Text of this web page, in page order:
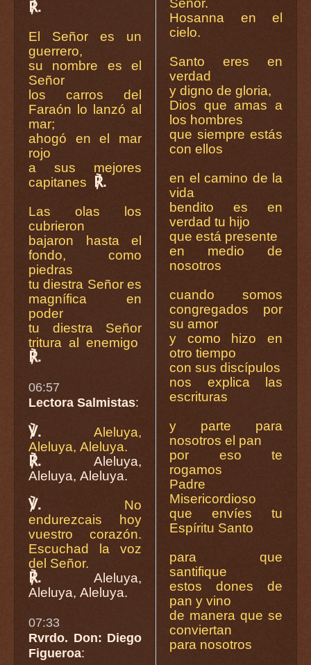
℟.
El Señor es un
guerrero,
su nombre es el
Señor
los carros del
Faraón lo lanzó al
mar;
ahogó en el mar
rojo
a sus mejores
capitanes
℟.
Las olas los
cubrieron
bajaron hasta el
fondo, como
piedras
tu diestra Señor es
magnífica en
poder
tu diestra Señor
tritura al enemigo
℟.
06:57
Lectora Salmistas:
℣.
Aleluya,
Aleluya, Aleluya.
℟.
Aleluya,
Aleluya, Aleluya.
℣.
No
endurezcais hoy
vuestro corazón.
Escuchad la voz
del Señor.
℟.
Aleluya,
Aleluya, Aleluya.
07:33
Rvrdo. Don: Diego
Figueroa:
Señor.
Hosanna en el
cielo.
Santo eres en
verdad
y digno de gloria,
Dios que amas a
los hombres
que siempre estás
con ellos
en el camino de la
vida
bendito es en
verdad tu hijo
que está presente
en medio de
nosotros
cuando somos
congregados por
su amor
y como hizo en
otro tiempo
con sus discípulos
nos explica las
escrituras
y parte para
nosotros el pan
por eso te
rogamos
Padre
Misericordioso
que envíes tu
Espíritu Santo
para que
santifique
estos dones de
pan y vino
de manera que se
conviertan
para nosotros